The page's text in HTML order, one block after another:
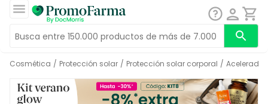
Cosmética / Protección solar / Protección solar corporal /